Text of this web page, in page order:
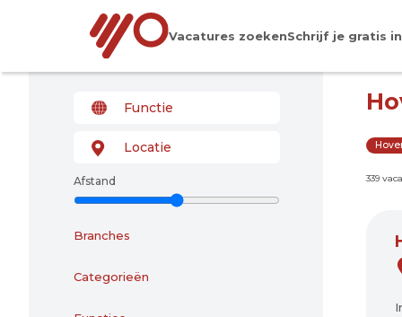
Vacatures zoekenSchrijf je gratis in
Afstand
Branches
Categorieën
339